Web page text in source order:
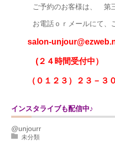
ご予約のお客様は、 第三
お電話ｏｒメールにて、ご
salon-
(２４時間受付中）
（０１２３）２３－３
インスタライブも配信中♪
@unjourr
未分類